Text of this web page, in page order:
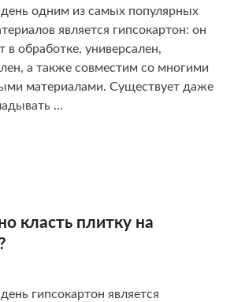
одним из самых популярных
является гипсокартон: он
в обработке, универсален,
а также совместим со многими
материалами. Существует даже
...
класть плитку на
гипсокартон является